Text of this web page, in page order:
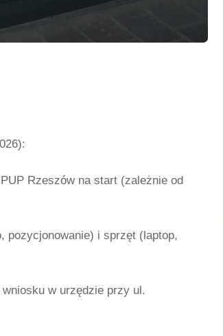
Rzeszów na start (zależnie od
pozycjonowanie) i sprzęt (laptop,
w urzędzie przy ul.